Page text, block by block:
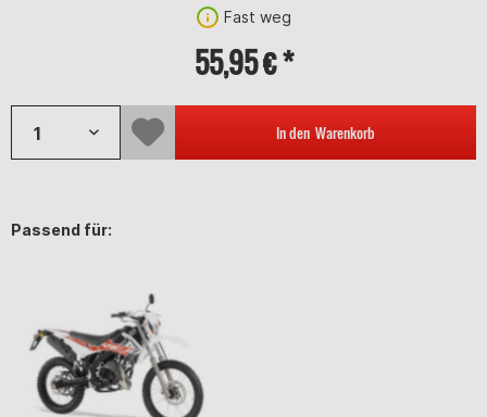
Fast weg
55,95 € *
In den Warenkorb
Passend für: